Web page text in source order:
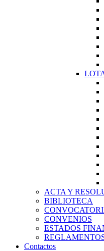
ACTA Y
BIBLIOTECA
CONVENIOS
ESTADOS
Contactos